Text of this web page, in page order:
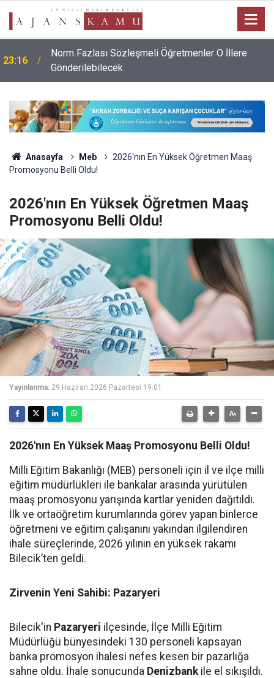
23:16
Norm Fazlası Sözleşmeli Öğretmenler O İllere
Gönderilebilecek
Anasayfa Meb
2026'nın En Yüksek Öğretmen Maaş
Promosyonu Belli Oldu!
2026'nın En Yüksek Öğretmen Maaş
Promosyonu Belli Oldu!
Yayınlanma: 29 Haziran 2026 Pazartesi 19:01
2026'nın En Yüksek Maaş Promosyonu Belli Oldu!
Milli Eğitim Bakanlığı (MEB) personeli için il ve ilçe milli
eğitim müdürlükleri ile bankalar arasında yürütülen
maaş promosyonu yarışında kartlar yeniden dağıtıldı.
İlk ve ortaöğretim kurumlarında görev yapan binlerce
öğretmeni ve eğitim çalışanını yakından ilgilendiren
ihale süreçlerinde, 2026 yılının en yüksek rakamı
Bilecik’ten geldi.
Zirvenin Yeni Sahibi: Pazaryeri
Bilecik'in Pazaryeri ilçesinde, İlçe Milli Eğitim
Müdürlüğü bünyesindeki 130 personeli kapsayan
banka promosyon ihalesi nefes kesen bir pazarlığa
sahne oldu. İhale sonucunda Denizbank ile el sıkışıldı.